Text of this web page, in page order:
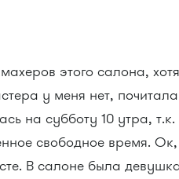
этого салона,
у меня нет,
на субботу 10 утра,
свободное время. Ок,
В салоне была